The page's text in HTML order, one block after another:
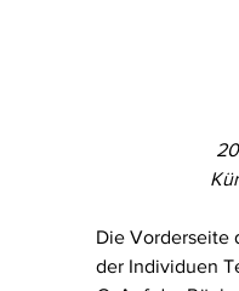
Die Vorderseite
der Individuen